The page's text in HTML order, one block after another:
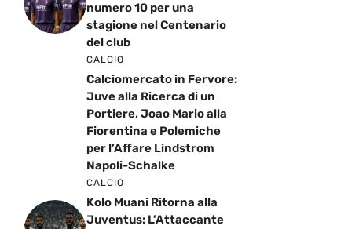
numero 10 per una
stagione nel Centenario
del club
CALCIO
Calciomercato in Fervore:
Juve alla Ricerca di un
Portiere, Joao Mario alla
Fiorentina e Polemiche
per l’Affare Lindstrom
Napoli-Schalke
CALCIO
Kolo Muani Ritorna alla
Juventus: L’Attaccante